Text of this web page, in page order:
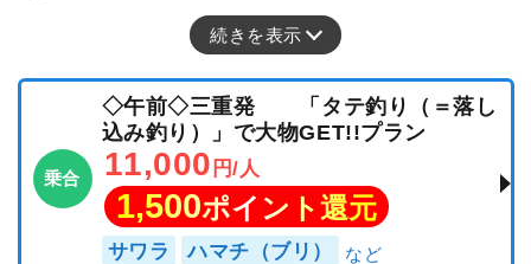
続きを表示
乗合
◇午前◇三重発 「タテ釣り（＝落し
込み釣り）」で大物GET!!プラン
11,000 円/人
1,500ポイント還元
サワラ ハマチ（ブリ）